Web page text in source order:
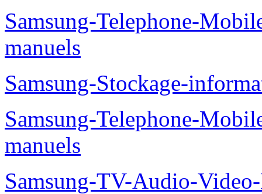
Samsung-Telephone-
manuels
Samsung-Stockage-
Samsung-Telephone-
manuels
Samsung-TV-Audio-